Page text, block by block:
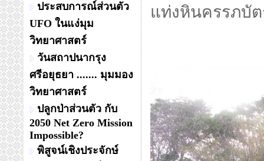
ประสบการณ์ส่วนตัว
UFO ในแง่มุม
วิทยาศาสตร์
วันสถาปนากรุง
ศรีอยุธยา ....... มุมมอง
วิทยาศาสตร์
ปลูกป่าส่วนตัว กับ
2050 Net Zero Mission
Impossible?
พิสูจน์เชิงประจักษ์
แท่งหินครรภบั